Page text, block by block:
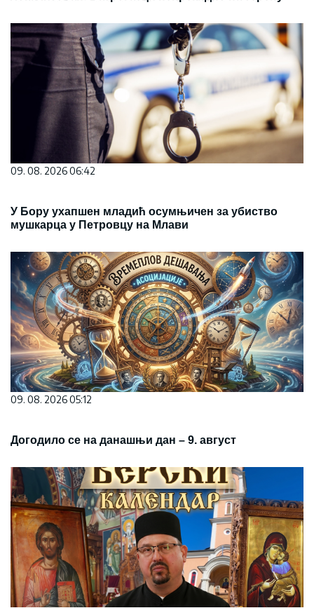
09. 08. 2026 06:42
У Бору ухапшен младић осумњичен за убиство
мушкарца у Петровцу на Млави
09. 08. 2026 05:12
Догодило се на данашњи дан – 9. август